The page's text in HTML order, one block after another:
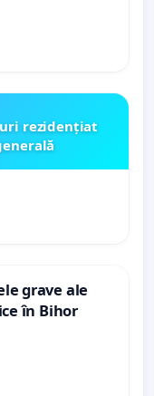
rezidențiat
grave ale
în Bihor